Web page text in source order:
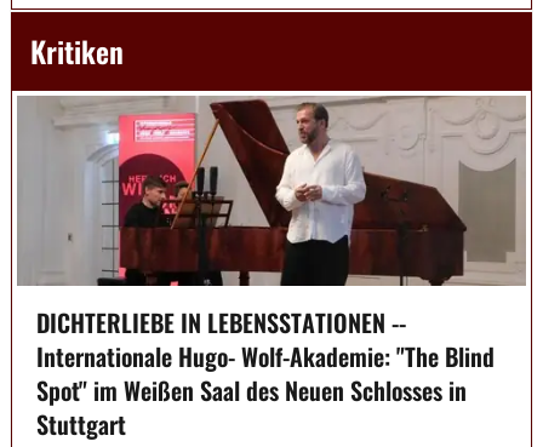
Kritiken
DICHTERLIEBE IN LEBENSSTATIONEN --
Internationale Hugo- Wolf-Akademie: "The Blind
Spot" im Weißen Saal des Neuen Schlosses in
Stuttgart